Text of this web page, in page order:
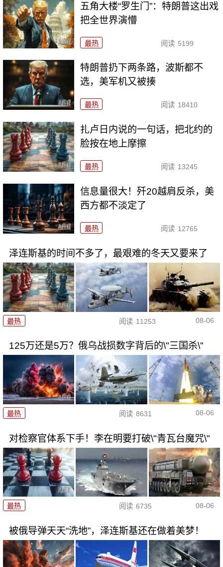
五角大楼“罗生门”：特朗普这出戏
把全世界演懵
最热 阅读 5199
特朗普扔下两条路，波斯都不
选，美军机又被揍
最热 阅读 18410
扎卢日内说的一句话，把北约的
脸按在地上摩擦
最热 阅读 13245
信息量很大！歼20越肩反杀，美
西方都不淡定了
最热 阅读 12765
泽连斯基的时间不多了，最艰难的冬天又要来了
最热 阅读 11253 08-06
125万还是5万？俄乌战损数字背后的\"三国杀\"
最热 阅读 8631 08-06
对检察官体系下手！李在明要打破\"青瓦台魔咒\"
最热 阅读 6735 08-06
被俄导弹天天“洗地”，泽连斯基还在做着美梦！